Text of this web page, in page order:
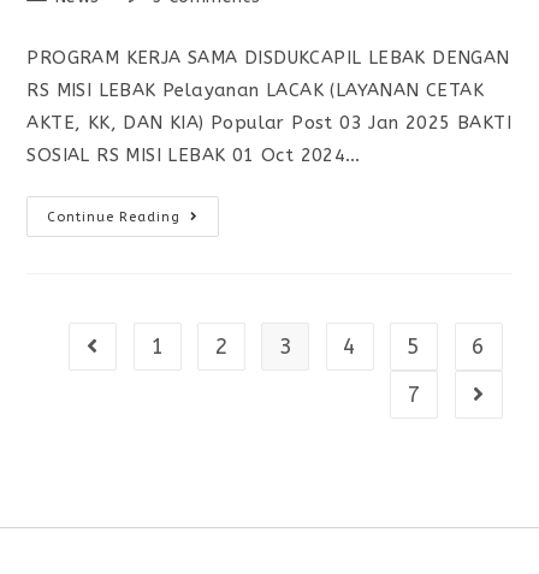
PROGRAM KERJA SAMA DISDUKCAPIL LEBAK DENGAN
RS MISI LEBAK Pelayanan LACAK (LAYANAN CETAK
AKTE, KK, DAN KIA) Popular Post 03 Jan 2025 BAKTI
SOSIAL RS MISI LEBAK 01 Oct 2024…
Continue Reading
1 2 3 4 5
6
7